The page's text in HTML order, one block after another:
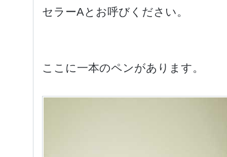
セラーAとお呼びください。
ここに一本のペンがあります。